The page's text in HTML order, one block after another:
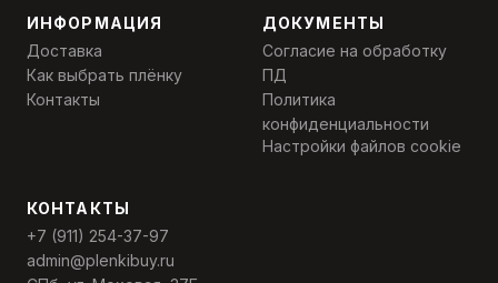
ИНФОРМАЦИЯ
Доставка
Как выбрать плёнку
Контакты
ДОКУМЕНТЫ
Согласие на обработку
ПД
Политика
конфиденциальности
Настройки файлов cookie
КОНТАКТЫ
+7 (911) 254-37-97
admin@plenkibuy.ru